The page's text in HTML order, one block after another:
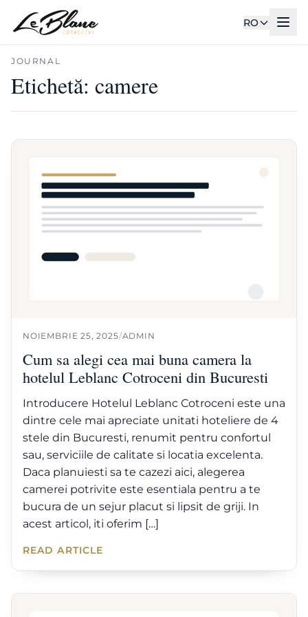
RO
JOURNAL
Etichetă: camere
NOIEMBRIE 25, 2025/ADMIN
Cum sa alegi cea mai buna camera la
hotelul Leblanc Cotroceni din Bucuresti
Introducere Hotelul Leblanc Cotroceni este una
dintre cele mai apreciate unitati hoteliere de 4
stele din Bucuresti, renumit pentru confortul
sau, serviciile de calitate si locatia excelenta.
Daca planuiesti sa te cazezi aici, alegerea
camerei potrivite este esentiala pentru a te
bucura de un sejur placut si lipsit de griji. In
acest articol, iti oferim […]
READ ARTICLE